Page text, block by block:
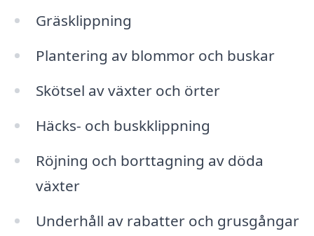
Gräsklippning
Plantering av blommor och buskar
Skötsel av växter och örter
Häcks- och buskklippning
Röjning och borttagning av döda
växter
Underhåll av rabatter och grusgångar